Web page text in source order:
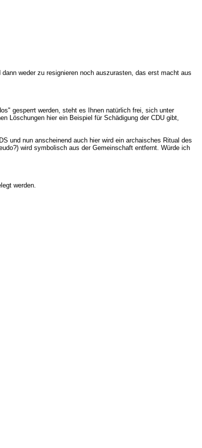
weder zu resignieren noch auszurasten, das erst macht aus
gesperrt werden, steht es Ihnen natürlich frei, sich unter
Löschungen hier ein Beispiel für Schädigung der CDU gibt,
und nun anscheinend auch hier wird ein archaisches Ritual des
wird symbolisch aus der Gemeinschaft entfernt. Würde ich
werden.